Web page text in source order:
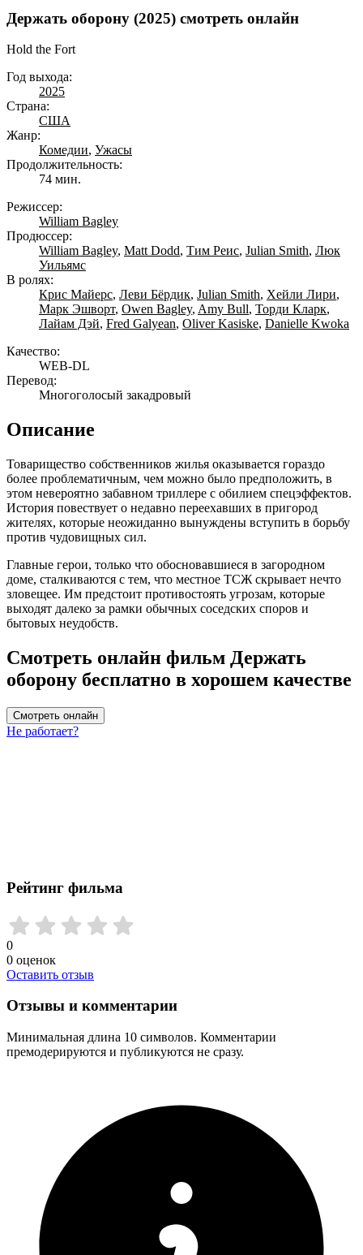
Держать оборону (2025) смотреть онлайн
Hold the Fort
Год выхода:
2025
Страна:
США
Жанр:
Комедии, Ужасы
Продолжительность:
74 мин.
Режиссер:
William Bagley
Продюссер:
William Bagley, Matt Dodd, Тим Реис, Julian Smith, Люк
Уильямс
В ролях:
Крис Майерс, Леви Бёрдик, Julian Smith, Хейли Лири,
Марк Эшворт, Owen Bagley, Amy Bull, Торди Кларк,
Лайам Дэй, Fred Galyean, Oliver Kasiske, Danielle Kwoka
Качество:
WEB-DL
Перевод:
Многоголосый закадровый
Описание
Товарищество собственников жилья оказывается гораздо
более проблематичным, чем можно было предположить, в
этом невероятно забавном триллере с обилием спецэффектов.
История повествует о недавно переехавших в пригород
жителях, которые неожиданно вынуждены вступить в борьбу
против чудовищных сил.
Главные герои, только что обосновавшиеся в загородном
доме, сталкиваются с тем, что местное ТСЖ скрывает нечто
зловещее. Им предстоит противостоять угрозам, которые
выходят далеко за рамки обычных соседских споров и
бытовых неудобств.
Смотреть онлайн фильм Держать
оборону бесплатно в хорошем качестве
Смотреть онлайн
Не работает?
Рейтинг фильма
0
0 оценок
Оставить отзыв
Отзывы и комментарии
Минимальная длина 10 символов. Комментарии
премодерируются и публикуются не сразу.